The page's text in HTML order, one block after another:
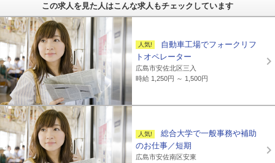
この求人を見た人はこんな求人もチェックしています
自動車工場でフォークリフ
トオペレーター
広島市安佐北区三入
時給 1,250円 ～ 1,500円
総合大学で一般事務や補助
のお仕事／短期
広島市安佐南区安東